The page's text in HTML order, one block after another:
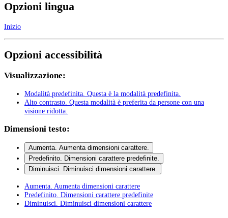
Opzioni lingua
Inizio
Opzioni accessibilità
Visualizzazione:
Modalità predefinita . Questa è la modalità predefinita.
Alto contrasto . Questa modalità è preferita da persone con una
visione ridotta.
Dimensioni testo:
Aumenta. Aumenta dimensioni carattere.
Predefinito. Dimensioni carattere predefinite.
Diminuisci. Diminuisci dimensioni carattere.
Aumenta . Aumenta dimensioni carattere
Predefinito . Dimensioni carattere predefinite
Diminuisci . Diminuisci dimensioni carattere